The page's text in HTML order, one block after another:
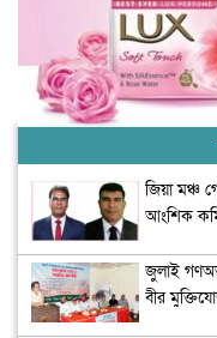
জিয়া মঞ্চ
আংশিক
জুলাই
বীর